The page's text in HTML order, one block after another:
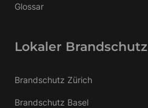
Glossar
Lokaler Brandschutz
Brandschutz Zürich
Brandschutz Basel